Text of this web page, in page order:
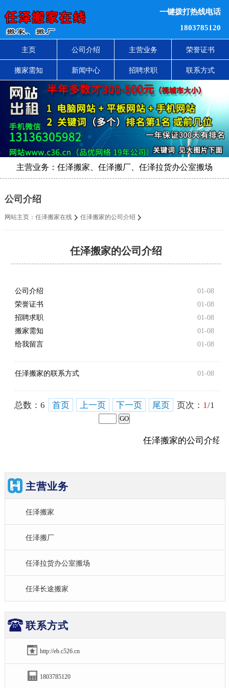
一键拨打热线电话
1803785120
主页 公司介绍 主营业务 荣誉证书
搬家需知 新闻中心 招聘求职 联系方式
主营业务：任泽搬家、任泽搬厂、任泽拉货办公室搬场
公司介绍
网站主页： 任泽搬家在线 任泽搬家的公司介绍
任泽搬家的公司介绍
01-08
公司介绍
01-08
荣誉证书
01-08
招聘求职
01-08
搬家需知
01-08
给我留言
01-08
任泽搬家的联系方式
总数： 6 首页 上一页 下一页 尾页 页次： 1/1
任泽搬家的公司介绍
主营业务
任泽搬家
任泽搬厂
任泽拉货办公室搬场
任泽长途搬家
联系方式
http://eb.c526.cn
1803785120